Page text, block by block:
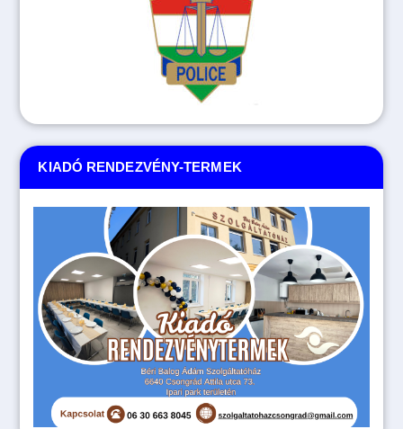
KIADÓ RENDEZVÉNY-TERMEK